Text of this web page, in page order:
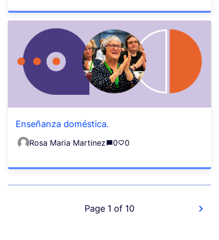
Enseñanza doméstica.
Rosa Maria Martinez 0 0
Page 1 of 10